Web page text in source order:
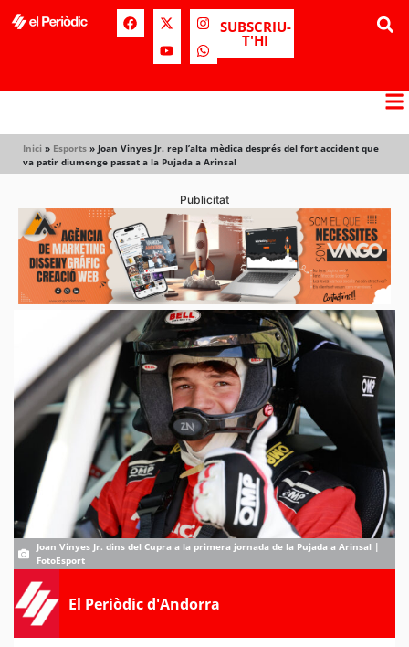
SUBSCRIU-
T'HI
Inici » Esports » Joan Vinyes Jr. rep l’alta mèdica després del fort accident que
va patir diumenge passat a la Pujada a Arinsal
Publicitat
Joan Vinyes Jr. dins del Cupra a la primera jornada de la Pujada a Arinsal |
FotoEsport
El Periòdic d'Andorra